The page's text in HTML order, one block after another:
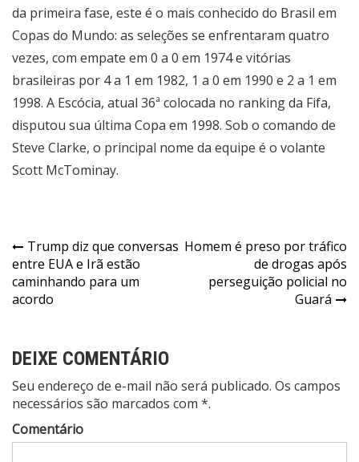
da primeira fase, este é o mais conhecido do Brasil em
Copas do Mundo: as seleções se enfrentaram quatro
vezes, com empate em 0 a 0 em 1974 e vitórias
brasileiras por 4 a 1 em 1982, 1 a 0 em 1990 e 2 a 1 em
1998. A Escócia, atual 36ª colocada no ranking da Fifa,
disputou sua última Copa em 1998. Sob o comando de
Steve Clarke, o principal nome da equipe é o volante
Scott McTominay.
Navegação
de
Post
Trump diz que conversas
entre EUA e Irã estão
caminhando para um
acordo
Homem é preso por tráfico
de drogas após
perseguição policial no
Guará
DEIXE COMENTÁRIO
Seu endereço de e-mail não será publicado. Os campos
necessários são marcados com *.
Comentário